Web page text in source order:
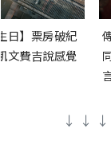
日】票房破紀
文費吉說感覺
↓ ↓ ↓